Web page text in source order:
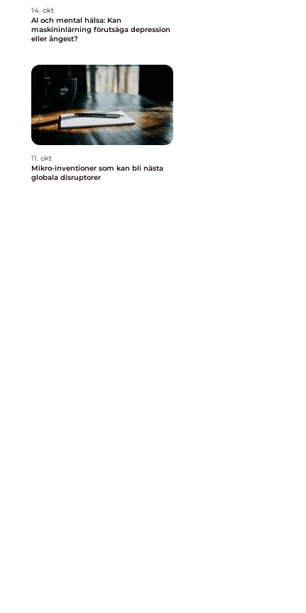
14. okt
AI och mental hälsa: Kan
maskininlärning förutsäga depression
eller ångest?
11. okt
Mikro-inventioner som kan bli nästa
globala disruptorer